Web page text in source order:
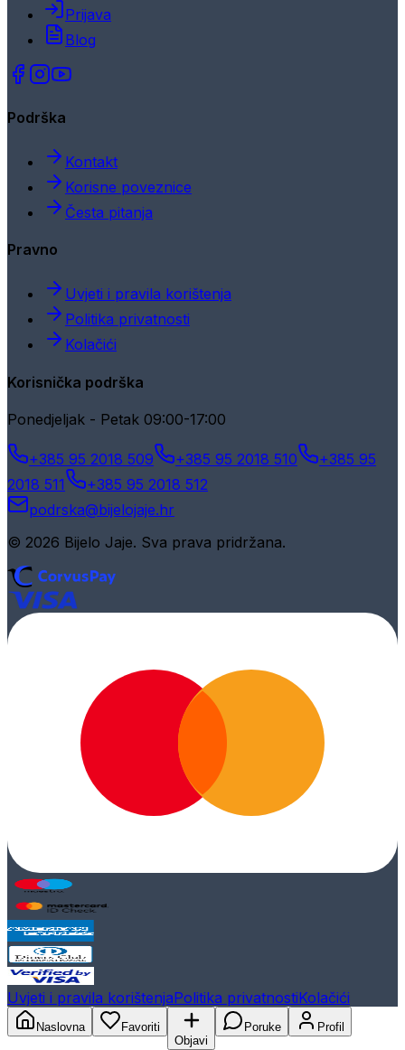
Prijava
Blog
Podrška
Kontakt
Korisne poveznice
Česta pitanja
Pravno
Uvjeti i pravila korištenja
Politika privatnosti
Kolačići
Korisnička podrška
Ponedjeljak - Petak 09:00-17:00
+385 95 2018 509 +385 95 2018 510
+385 95
2018 511
+385 95 2018 512
podrska@bijelojaje.hr
© 2026 Bijelo Jaje. Sva prava pridržana.
Uvjeti i pravila korištenjaPolitika privatnostiKolačići
Naslovna
Favoriti
Objavi
Poruke Profil